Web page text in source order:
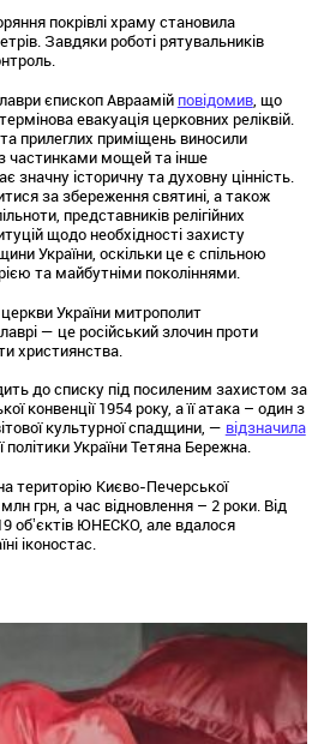
покрівлі храму становила
Завдяки роботі рятувальників
єпископ Авраамій повідомив, що
евакуація церковних реліквій.
прилеглих приміщень виносили
частинками мощей та інше
значну історичну та духовну цінність.
за збереження святині, а також
представників релігійних
щодо необхідності захисту
України, оскільки це є спільною
та майбутніми поколіннями.
України митрополит
— це російський злочин проти
християнства.
до списку під посиленим захистом за
конвенції 1954 року, а її атака – один з
культурної спадщини, — відзначила
політики України Тетяна Бережна.
територію Києво-Печерської
грн, а час відновлення – 2 роки. Від
обʼєктів ЮНЕСКО, але вдалося
іконостас.